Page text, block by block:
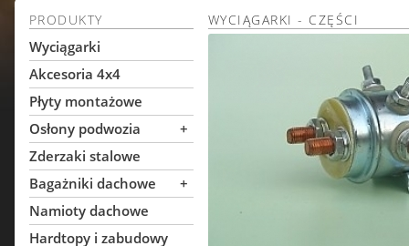
PRODUKTY
Wyciągarki
Akcesoria 4x4
Płyty montażowe
Osłony podwozia
+
Zderzaki stalowe
Bagażniki dachowe
+
Namioty dachowe
Hardtopy i zabudowy
WYCIĄGARKI - CZĘŚCI